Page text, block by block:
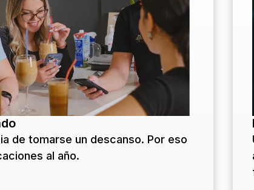
de tomarse un descanso. Por eso
al año.